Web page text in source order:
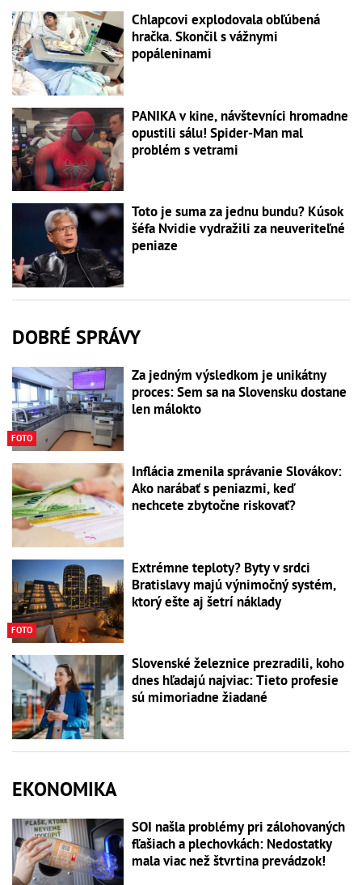
Chlapcovi explodovala obľúbená
hračka. Skončil s vážnymi
popáleninami
PANIKA v kine, návštevníci hromadne
opustili sálu! Spider-Man mal
problém s vetrami
Toto je suma za jednu bundu? Kúsok
šéfa Nvidie vydražili za neuveriteľné
peniaze
DOBRÉ SPRÁVY
FOTO
Za jedným výsledkom je unikátny
proces: Sem sa na Slovensku dostane
len málokto
Inflácia zmenila správanie Slovákov:
Ako narábať s peniazmi, keď
nechcete zbytočne riskovať?
FOTO
Extrémne teploty? Byty v srdci
Bratislavy majú výnimočný systém,
ktorý ešte aj šetrí náklady
Slovenské železnice prezradili, koho
dnes hľadajú najviac: Tieto profesie
sú mimoriadne žiadané
EKONOMIKA
SOI našla problémy pri zálohovaných
fľašiach a plechovkách: Nedostatky
mala viac než štvrtina prevádzok!